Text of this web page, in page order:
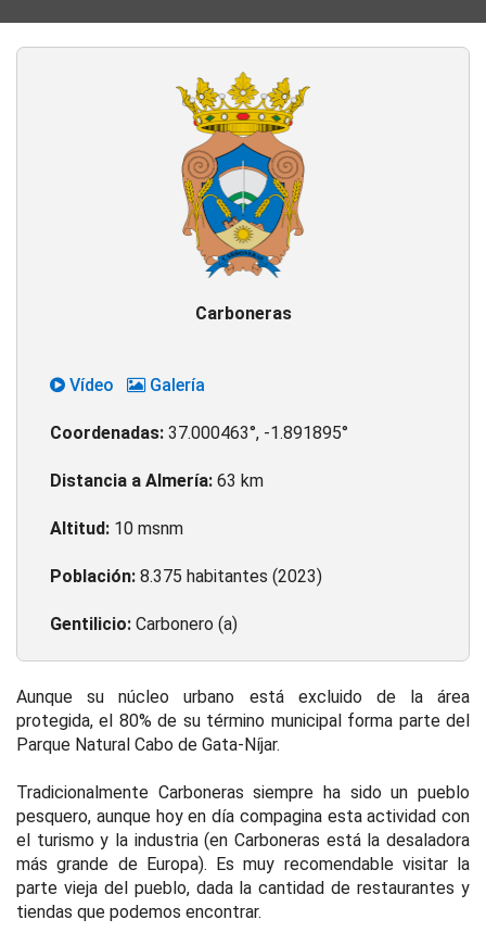
Carboneras
Vídeo Galería
Coordenadas: 37.000463°, -1.891895°
Distancia a Almería: 63 km
Altitud: 10 msnm
Población: 8.375 habitantes (2023)
Gentilicio: Carbonero (a)
Aunque su núcleo urbano está excluido de la área
protegida, el 80% de su término municipal forma parte del
Parque Natural Cabo de Gata-Níjar.
Tradicionalmente Carboneras siempre ha sido un pueblo
pesquero, aunque hoy en día compagina esta actividad con
el turismo y la industria (en Carboneras está la desaladora
más grande de Europa). Es muy recomendable visitar la
parte vieja del pueblo, dada la cantidad de restaurantes y
tiendas que podemos encontrar.